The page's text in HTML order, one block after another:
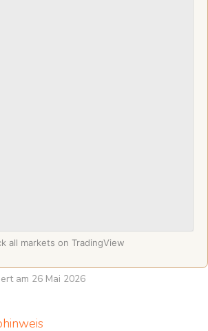
all markets on TradingView
am 26 Mai 2026